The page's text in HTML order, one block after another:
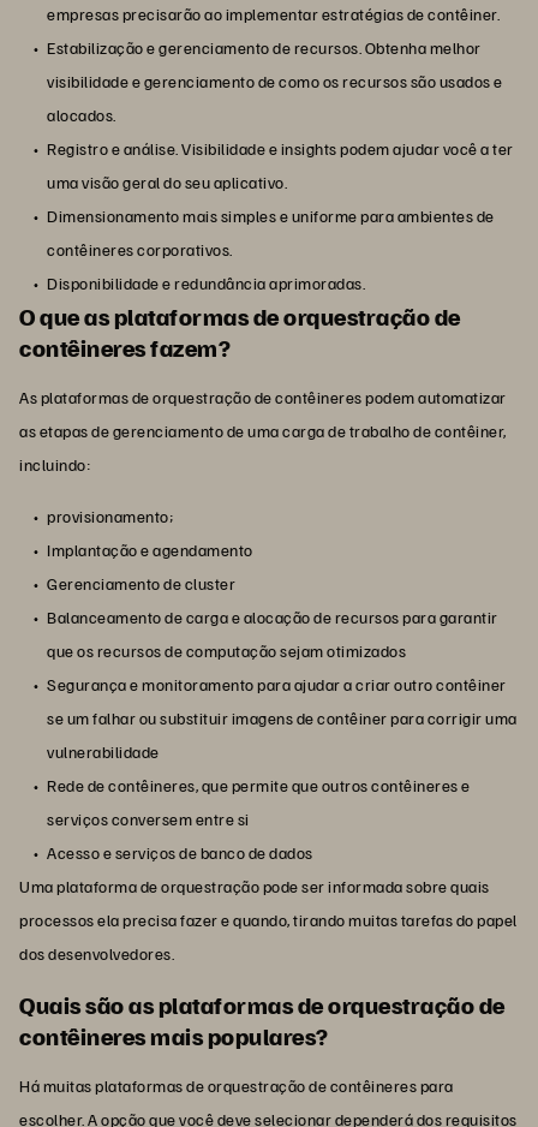
empresas precisarão ao implementar estratégias de contêiner.
Estabilização e gerenciamento de recursos. Obtenha melhor
visibilidade e gerenciamento de como os recursos são usados e
alocados.
Registro e análise. Visibilidade e insights podem ajudar você a ter
uma visão geral do seu aplicativo.
Dimensionamento mais simples e uniforme para ambientes de
contêineres corporativos.
Disponibilidade e redundância aprimoradas.
O que as plataformas de orquestração de
contêineres fazem?
As plataformas de orquestração de contêineres podem automatizar
as etapas de gerenciamento de uma carga de trabalho de contêiner,
incluindo:
provisionamento;
Implantação e agendamento
Gerenciamento de cluster
Balanceamento de carga e alocação de recursos para garantir
que os recursos de computação sejam otimizados
Segurança e monitoramento para ajudar a criar outro contêiner
se um falhar ou substituir imagens de contêiner para corrigir uma
vulnerabilidade
Rede de contêineres, que permite que outros contêineres e
serviços conversem entre si
Acesso e serviços de banco de dados
Uma plataforma de orquestração pode ser informada sobre quais
processos ela precisa fazer e quando, tirando muitas tarefas do papel
dos desenvolvedores.
Quais são as plataformas de orquestração de
contêineres mais populares?
Há muitas plataformas de orquestração de contêineres para
escolher. A opção que você deve selecionar dependerá dos requisitos